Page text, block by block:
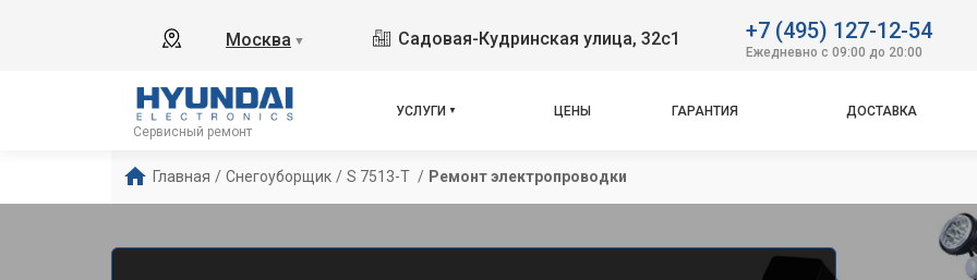
Москва ▼ Садовая-Кудринская улица, 32с1 +7 (495) 127-12-54
Ежедневно с 09:00 до 20:00
Сервисный ремонт
УСЛУГИ ЦЕНЫ ГАРАНТИЯ ДОСТАВКА
Главная / Снегоуборщик / S 7513-T / Ремонт электропроводки